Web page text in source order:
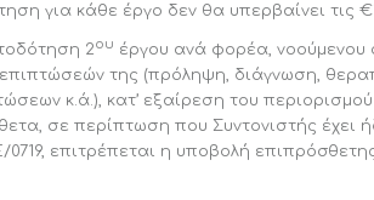
για κάθε έργο δεν θα υπερβαίνει τις
2ου έργου ανά φορέα,
επιπτώσεών της (πρόληψη, διάγνωση,
κ.ά.), κατ’ εξαίρεση του
σε περίπτωση που Συντονιστής έχει
0719, επιτρέπεται η υποβολή